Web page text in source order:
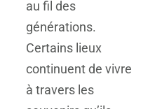
au fil des
générations.
Certains lieux
continuent de vivre
à travers les